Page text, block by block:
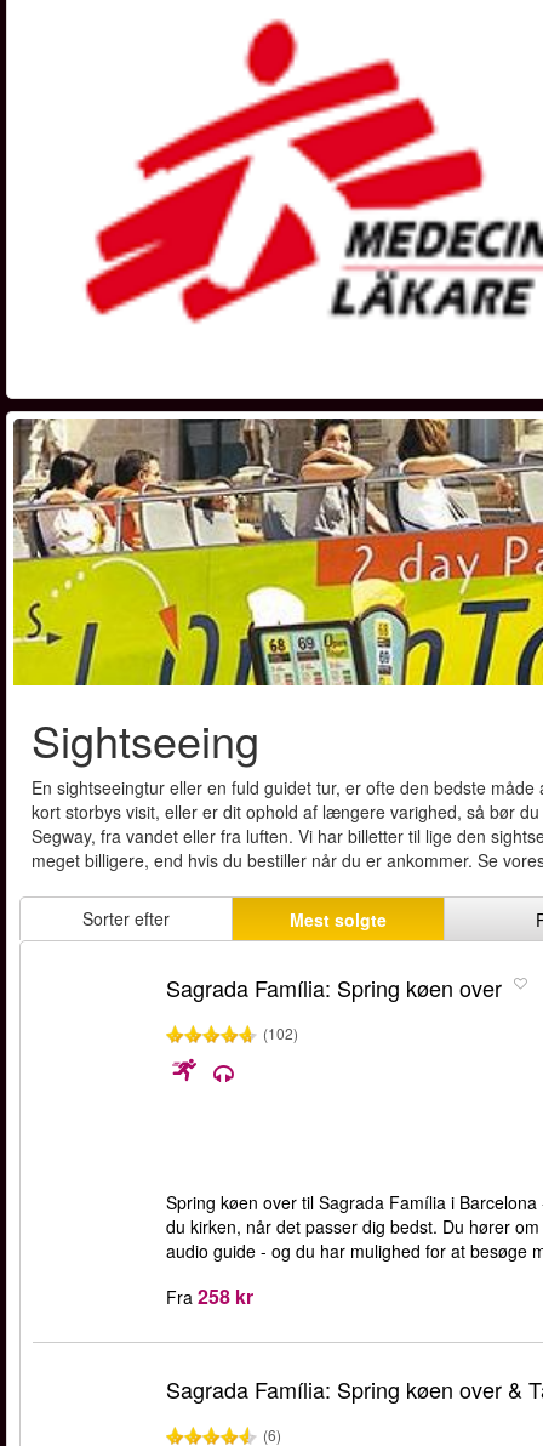
Sightseeing
En sightseeingtur eller en fuld guidet tur, er ofte den bedste
kort storbys visit, eller er dit ophold af længere varighed, så bør
Segway, fra vandet eller fra luften. Vi har billetter til lige den
meget billigere, end hvis du bestiller når du er ankommer. Se
Sorter efter Mest solgte
Sagrada Família: Spring køen over
(102)
Spring køen over til Sagrada Família i
du kirken, når det passer dig bedst. Du hører
audio guide - og du har mulighed for at besøge
Fra 258 kr
Sagrada Família: Spring køen over &
(6)